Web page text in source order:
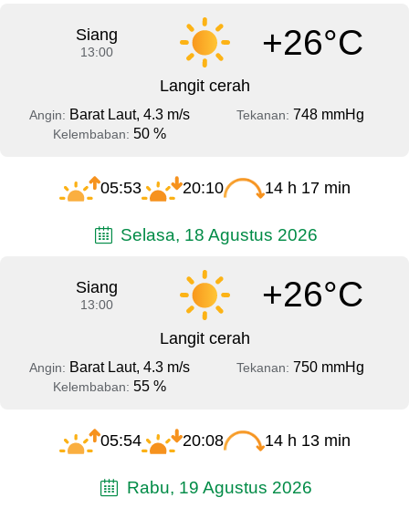
Siang
13:00 +26°C
Langit cerah
Angin: Barat Laut, 4.3 m/s Tekanan: 748 mmHg
Kelembaban: 50 %
05:53 20:10 14 h 17 min
Selasa, 18 Agustus 2026
Siang
13:00 +26°C
Langit cerah
Angin: Barat Laut, 4.3 m/s Tekanan: 750 mmHg
Kelembaban: 55 %
05:54 20:08 14 h 13 min
Rabu, 19 Agustus 2026